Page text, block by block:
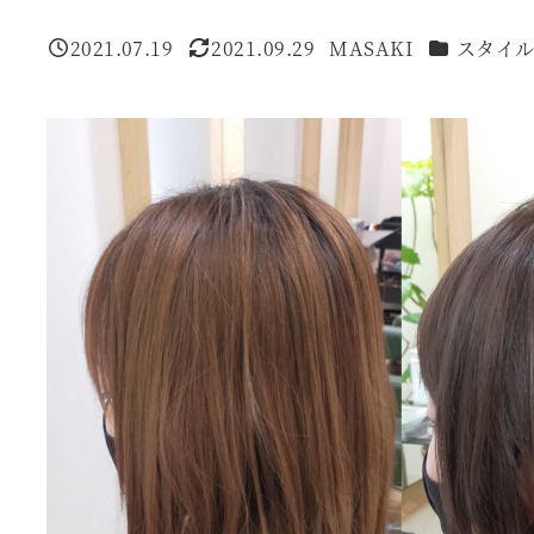
投稿日
2021.07.19
更新日
2021.09.29
著
MASAKI カテゴリー
スタイル